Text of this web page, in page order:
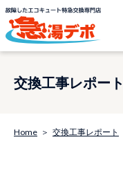
交換工事レポート
Home 交換工事レポート